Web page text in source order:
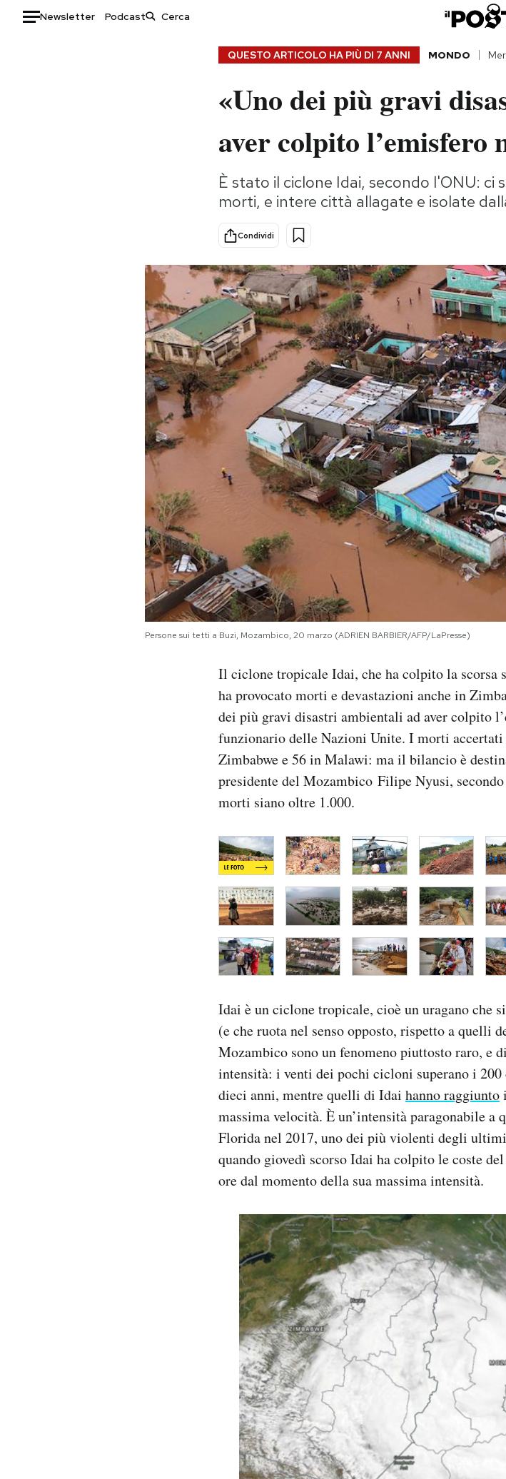
Newsletter Podcast
Storie/Idee
Ok Boomer!
Altrecose
Mondiali calcio 2026
AREA PERSONALE
QUESTO ARTICOLO HA PIÙ DI 7 ANNI MONDO
«Uno dei più gravi
aver colpito l’emisfero
È stato il ciclone Idai, secondo l'ONU: ci
morti, e intere città allagate e isolate
Condividi
Persone sui tetti a Buzi, Mozambico, 20 marzo (ADRIEN BARBIER/AFP/LaPresse)
Il ciclone tropicale Idai, che ha colpito la scorsa
ha provocato morti e devastazioni anche in
dei più gravi disastri ambientali ad aver colpito
funzionario delle Nazioni Unite. I morti
Zimbabwe e 56 in Malawi: ma il bilancio è
presidente del Mozambico Filipe Nyusi,
morti siano oltre 1.000.
Idai è un ciclone tropicale, cioè un uragano che
(e che ruota nel senso opposto, rispetto a quelli
Mozambico sono un fenomeno piuttosto raro, e
intensità: i venti dei pochi cicloni superano i
dieci anni, mentre quelli di Idai hanno raggiunto
massima velocità. È un’intensità paragonabile
Florida nel 2017, uno dei più violenti degli
quando giovedì scorso Idai ha colpito le coste
ore dal momento della sua massima intensità.